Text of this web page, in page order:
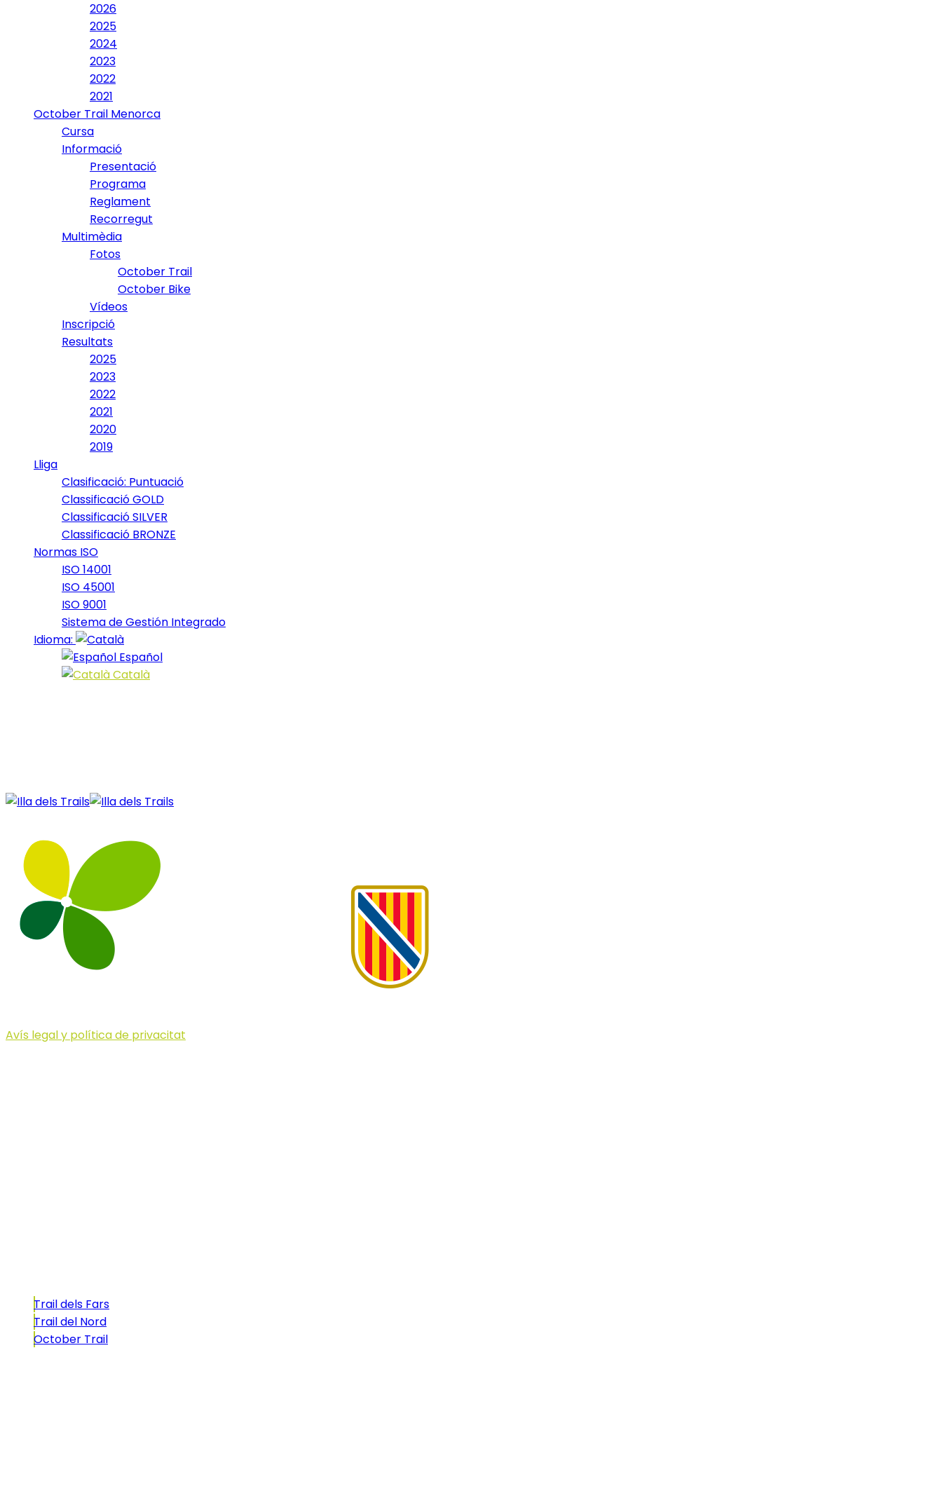
2026
2025
2024
2023
2022
2021
October Trail Menorca
Cursa
Informació
Presentació
Programa
Reglament
Recorregut
Multimèdia
Fotos
October Trail
October Bike
Vídeos
Inscripció
Resultats
2025
2023
2022
2021
2020
2019
Lliga
Clasificació: Puntuació
Classificació GOLD
Classificació SILVER
Classificació BRONZE
Normas ISO
ISO 14001
ISO 45001
ISO 9001
Sistema de Gestión Integrado
Idioma:
Español
Català
Avís legal y política de privacitat
Trail dels Fars
Trail del Nord
October Trail